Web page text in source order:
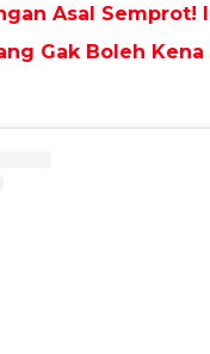
Asal Semprot!
Gak Boleh